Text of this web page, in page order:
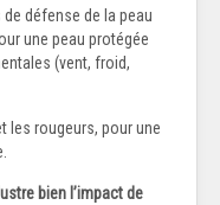
défense de la peau
une peau protégée
(vent, froid,
les rougeurs, pour une
bien l’impact de